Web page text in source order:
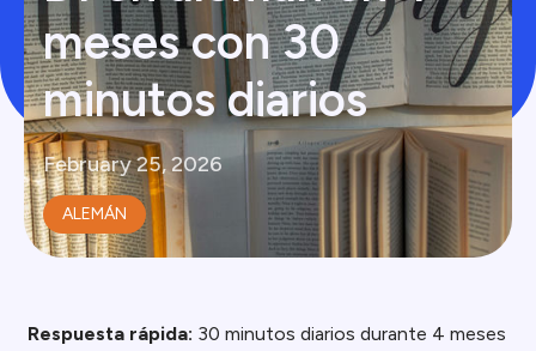
meses con 30
minutos diarios
February 25, 2026
ALEMÁN
Respuesta rápida: 30 minutos diarios durante 4 meses